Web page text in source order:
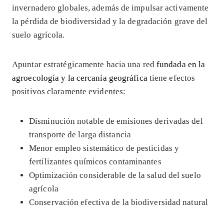
invernadero globales, además de impulsar activamente
la pérdida de biodiversidad y la degradación grave del
suelo agrícola.
Apuntar estratégicamente hacia una red fundada en la
agroecología y la cercanía geográfica tiene efectos
positivos claramente evidentes:
Disminución notable de emisiones derivadas del
transporte de larga distancia
Menor empleo sistemático de pesticidas y
fertilizantes químicos contaminantes
Optimización considerable de la salud del suelo
agrícola
Conservación efectiva de la biodiversidad natural